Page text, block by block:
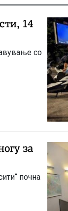
14
со
за
почна